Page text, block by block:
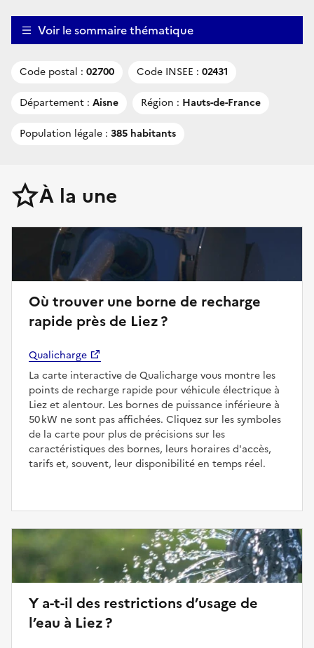
Voir le sommaire thématique
Code postal : 02700 Code INSEE : 02431
Département : Aisne Région : Hauts-de-France
Population légale : 385 habitants
À la une
Où trouver une borne de recharge
rapide près de Liez ?
Qualicharge
La carte interactive de Qualicharge vous montre les
points de recharge rapide pour véhicule électrique à
Liez et alentour. Les bornes de puissance inférieure à
50 kW ne sont pas affichées. Cliquez sur les symboles
de la carte pour plus de précisions sur les
caractéristiques des bornes, leurs horaires d'accès,
tarifs et, souvent, leur disponibilité en temps réel.
Y a-t-il des restrictions d’usage de
l’eau à Liez ?